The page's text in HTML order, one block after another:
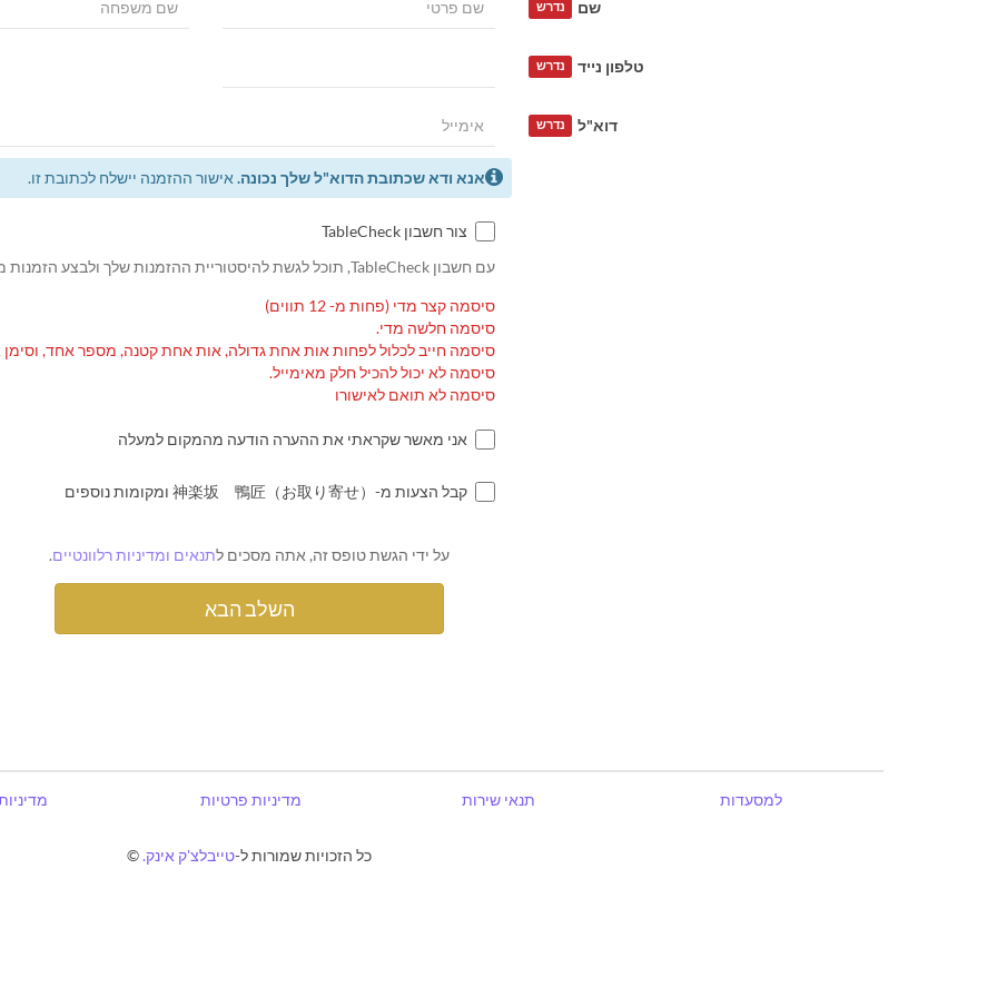
שם נדרש
טלפון נייד נדרש
דוא"ל נדרש
אנא ודא שכתובת הדוא"ל שלך נכונה.אישור ההזמנה יישלח לכתובת זו.
צור חשבון TableCheck
עם חשבון TableCheck, תוכל לגשת להיסטוריית ההזמנות שלך ולבצע הזמנות מחוזרות.
סיסמה קצר מדי (פחות מ- 12 תווים)
סיסמה חלשה מדי.
סיסמה חייב לכלול לפחות אות אחת גדולה, אות אחת קטנה, מספר אחד,
סיסמה לא יכול להכיל חלק מאימייל.
סיסמה לא תואם לאישורו
אני מאשר שקראתי את ההערה הודעה מהמקום למעלה
קבל הצעות מ-神楽坂 鴨匠（お取り寄せ） ומקומות נוספים
על ידי הגשת טופס זה, אתה מסכים לתנאים ומדיניות רלוונטיים.
למסעדות תנאי שירות מדיניות פרטיות
כל הזכויות שמורות ל-טייבלצ'ק אינק.©